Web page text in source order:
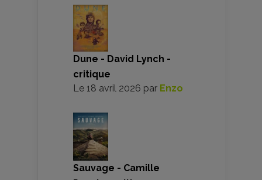
Dune - David Lynch -
critique
Le 18 avril 2026 par Enzo
Sauvage - Camille